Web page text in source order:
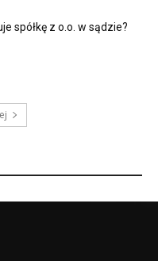
spółkę z o.o. w sądzie?